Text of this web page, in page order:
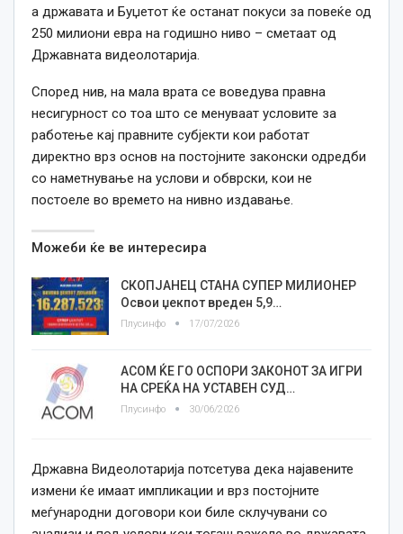
а државата и Буџетот ќе останат покуси за повеќе од
250 милиони евра на годишно ниво – сметаат од
Државната видеолотарија.
Според нив, на мала врата се воведува правна
несигурност со тоа што се менуваат условите за
работење кај правните субјекти кои работат
директно врз основ на постојните законски одредби
со наметнување на услови и обврски, кои не
постоеле во времето на нивно издавање.
Можеби ќе ве интересира
СКОПЈАНЕЦ СТАНА СУПЕР МИЛИОНЕР
Освои џекпот вреден 5,9…
Плусинфо 17/07/2026
АСОМ ЌЕ ГО ОСПОРИ ЗАКОНОТ ЗА ИГРИ
НА СРЕЌА НА УСТАВЕН СУД…
Плусинфо 30/06/2026
Државна Видеолотарија потсетува дека најавените
измени ќе имаат импликации и врз постојните
меѓународни договори кои биле склучувани со